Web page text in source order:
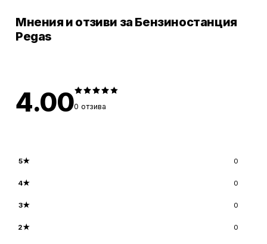
Мнения и отзиви за Бензиностанция
Pegas
4.000 отзива
5★ 0
4★ 0
3★ 0
2★ 0